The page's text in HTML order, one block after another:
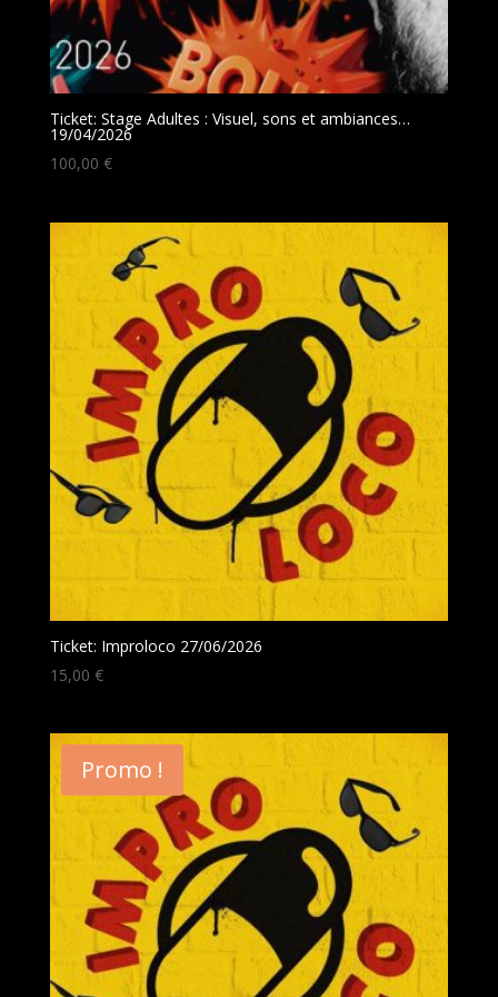
Ticket: Stage Adultes : Visuel, sons et ambiances…
19/04/2026
100,00 €
Ticket: Improloco 27/06/2026
15,00 €
Promo !